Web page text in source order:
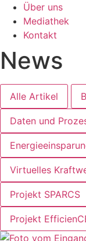
Über uns
Mediathek
Kontakt
News
Alle Artikel
Daten und
Virtuelles
Projekt SPARCS
Projekt